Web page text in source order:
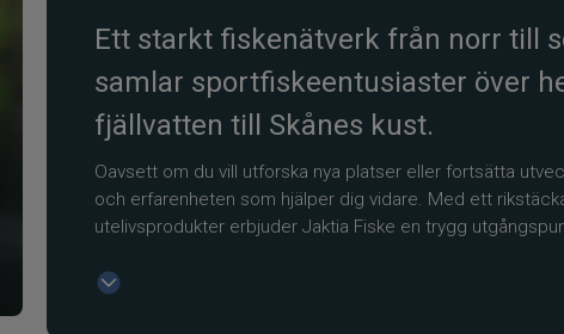
Ett starkt fiskenätverk från norr till
samlar sportfiskeentusiaster över
fjällvatten till Skånes kust.
Oavsett om du vill utforska nya platser eller fortsätta
och erfarenheten som hjälper dig vidare. Med ett
utelivsprodukter erbjuder Jaktia Fiske en trygg
Varför välja Jaktia Fiske / Interfiske?